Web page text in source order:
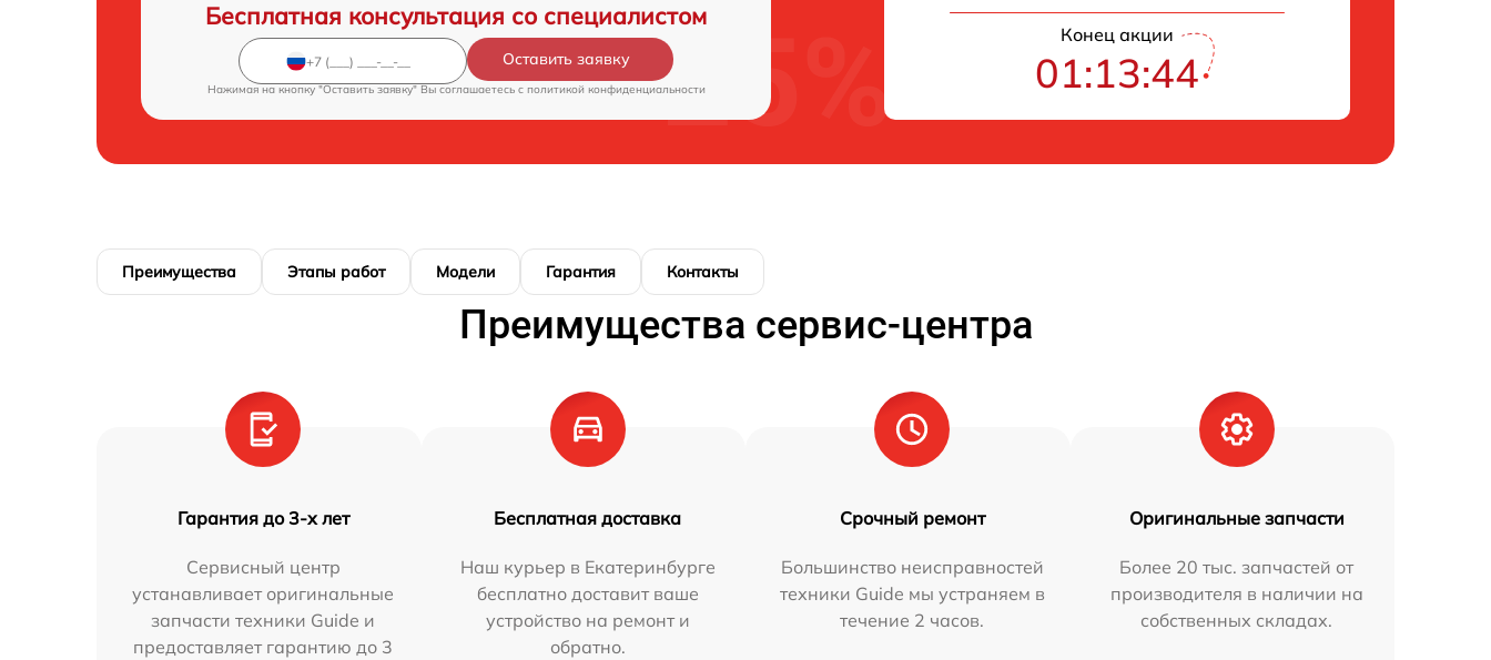
Бесплатная консультация со специалистом
Оставить заявку
Нажимая на кнопку "Оставить заявку" Вы соглашаетесь c политикой конфиденциальности
Конец акции
01:13:43
Преимущества Этапы работ Модели Гарантия Контакты
Преимущества сервис-центра
Гарантия до 3-х лет
Сервисный центр
устанавливает оригинальные
запчасти техники Guide и
предоставляет гарантию до 3
Бесплатная доставка
Наш курьер в Екатеринбурге
бесплатно доставит ваше
устройство на ремонт и
обратно.
Срочный ремонт
Большинство неисправностей
техники Guide мы устраняем в
течение 2 часов.
Оригинальные запчасти
Более 20 тыс. запчастей от
производителя в наличии на
собственных складах.